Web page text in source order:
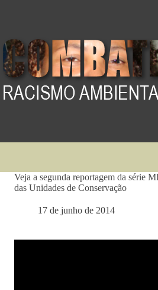
Veja a segunda reportagem da série
das Unidades de Conservação
17 de junho de 2014